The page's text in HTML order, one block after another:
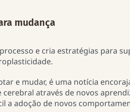
mudança
e cria estratégias para
e mudar, é uma notícia
através de novos
a adoção de novos